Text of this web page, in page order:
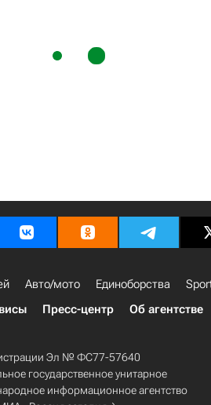
Авто/мото Единоборства
Пресс-центр Об агентстве
Эл № ФС77-57640
государственное унитарное
информационное агентство